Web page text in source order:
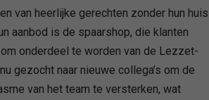
van heerlijke gerechten zonder hun huis
aanbod is de spaarshop, die klanten
onderdeel te worden van de Lezzet-
gezocht naar nieuwe collega’s om de
van het team te versterken, wat